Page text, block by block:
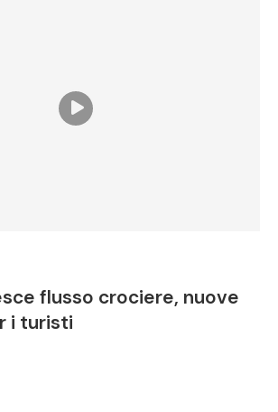
flusso crociere, nuove
i turisti